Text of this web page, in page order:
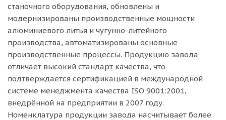
станочного оборудования, обновлены и
модернизированы производственные мощности
алюминиевого литья и чугунно-литейного
производства, автоматизированы основные
производственные процессы. Продукцию завода
отличает высокий стандарт качества, что
подтверждается сертификацией в международной
системе менеджмента качества ISO 9001:2001,
внедрённой на предприятии в 2007 году.
Номенклатура продукции завода насчитывает более